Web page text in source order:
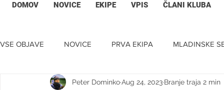
DOMOV NOVICE EKIPE VPIS ČLANI KLUBA
VSE OBJAVE NOVICE PRVA EKIPA MLADINSKE
TIHA DRAŽBA Peter DominkoAug 24, 2023 Branje traja 2 min